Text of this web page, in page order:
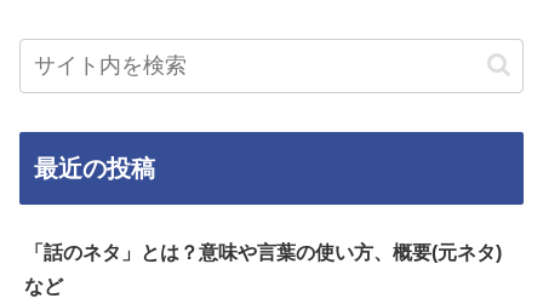
最近の投稿
「話のネタ」とは？意味や言葉の使い方、概要(元ネタ)
など